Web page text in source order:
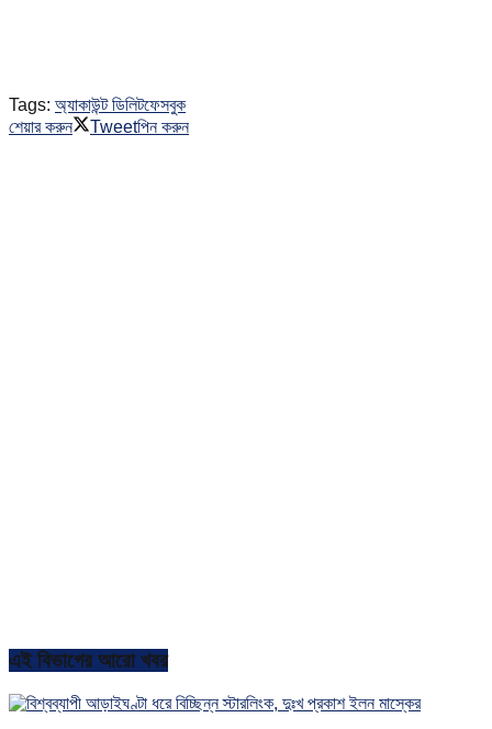
Tags: অ্যাকাউন্ট ডিলিটফেসবুক
শেয়ার করুন
Tweetপিন করুন
এই বিভাগের আরো খবর